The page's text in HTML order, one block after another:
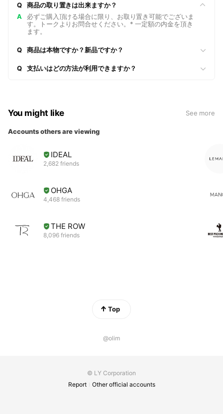
Q
商品の取り置きは出来ますか？
A
必ずご購入頂ける場合に限り、お取り置き可能でございま
す。トークよりお問合せください。* 一定額の内金を頂き
ます。
Q 商品は本物ですか？新品ですか？
Q 支払いはどの方法が利用できますか？
You might like See more
Accounts others are viewing
IDEAL
2,682 friends
OHGA
4,468 friends
THE ROW
8,096 friends
Top
@olim
© LY Corporation
Report
Other official accounts